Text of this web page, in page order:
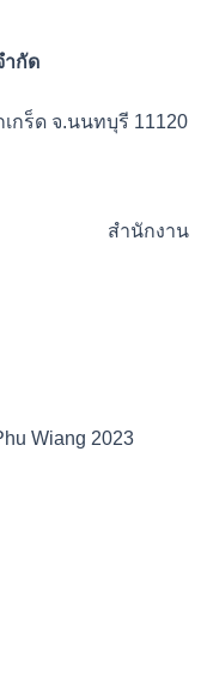
ำกัด
กร็ด จ.นนทบุรี 11120
สินค้า สำนักงาน
Wiang 2023